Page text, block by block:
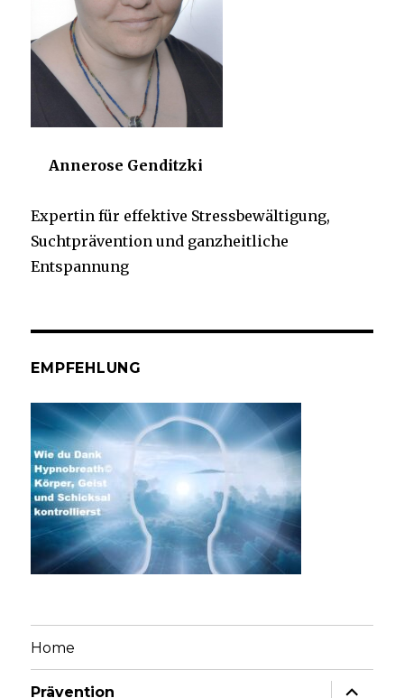
Annerose Genditzki
Expertin für effektive Stressbewältigung,
Suchtprävention und ganzheitliche
Entspannung
EMPFEHLUNG
Home
Prävention